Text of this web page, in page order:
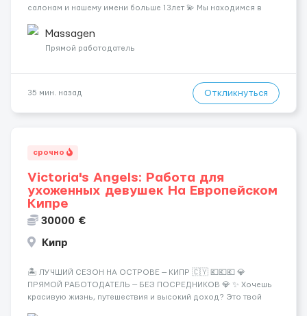
салонам и нашему имени больше 13лет 💫 Мы находимся в
заработная плата 💚Мы гарантируем Наличие работы. Поток 💝
incall / Out...
Massagen
Прямой работодатель
35 мин. назад Откликнуться
срочно
Victoria's Angels: Работа для
ухоженных девушек На Европейском
Кипре
30000 €
Кипр
🏝️ ЛУЧШИЙ СЕЗОН НА ОСТРОВЕ — КИПР 🇨🇾 💶💶💶 💎
ПРЯМОЙ РАБОТОДАТЕЛЬ — БЕЗ ПОСРЕДНИКОВ 💎 ✨ Хочешь
красивую жизнь, путешествия и высокий доход? Это твой